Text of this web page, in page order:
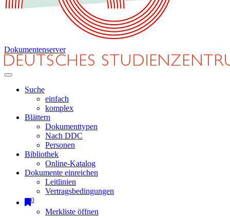
Dokumentenserver
Suche
einfach
komplex
Blättern
Dokumenttypen
Nach DDC
Personen
Bibliothek
Online-Katalog
Dokumente einreichen
Leitlinien
Vertragsbedingungen
0
Merkliste öffnen